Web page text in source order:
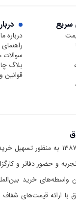
انتخاب‌ها در
بالارده تبدیل
درباره ما
سوالات
بلاگ
قوانین
چارسوق از سال ۱۳۸۷ به
۱۵ سال تجربه و حضور دفاتر
واسطه‌های خرید
با ارائه قیمت‌های شفاف
و دیگر سایت‌های